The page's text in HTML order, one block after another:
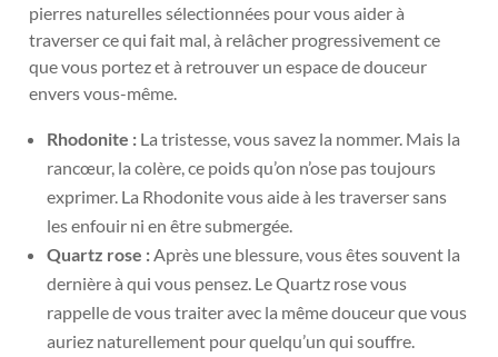
pierres naturelles sélectionnées pour vous aider à
traverser ce qui fait mal, à relâcher progressivement ce
que vous portez et à retrouver un espace de douceur
envers vous-même.
Rhodonite : La tristesse, vous savez la nommer. Mais la
rancœur, la colère, ce poids qu’on n’ose pas toujours
exprimer. La Rhodonite vous aide à les traverser sans
les enfouir ni en être submergée.
Quartz rose : Après une blessure, vous êtes souvent la
dernière à qui vous pensez. Le Quartz rose vous
rappelle de vous traiter avec la même douceur que vous
auriez naturellement pour quelqu’un qui souffre.